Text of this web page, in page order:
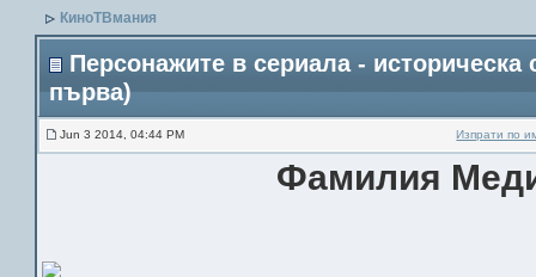
КиноТВмания
Персонажите в сериала - историческа
първа)
Изпрати по
Jun 3 2014, 04:44 PM
Фамилия